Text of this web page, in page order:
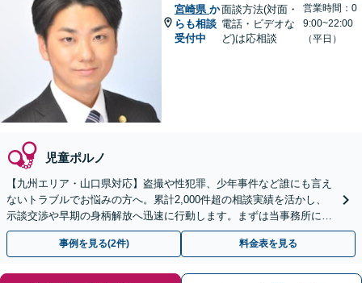
宮崎県 か
らも相談
受付中
面談方法(対面・
電話・ビデオな
ど)は応相談
営業時間：0
9:00~22:00
（平日）
児童ポルノ
【九州エリア・山口県対応】盗撮や性犯罪、少年事件など誰にも言え
ないトラブルでお悩みの方へ。累計2,000件超の相談実績を活かし、
示談交渉や早期の身柄解放へ迅速に行動します。まずは当事務所にご
相談ください。【初回相談30分無料】
事例を見る(2件) 料金表を見る